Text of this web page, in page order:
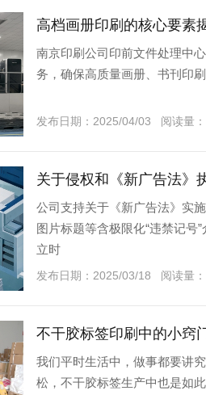
高档画册印刷的核心要素
南京印刷公司印前文件处理中
务，确保高质量画册、书刊印
发布日期：2025/04/03 阅读量
关于侵权和《新广告法》
公司支持关于《新广告法》实
图片标题等含极限化“违禁记号
立时
发布日期：2025/03/18 阅读量
不干胶标签印刷中的小窍
我们平时生活中，做事都要讲
松，不干胶标签生产中也是如